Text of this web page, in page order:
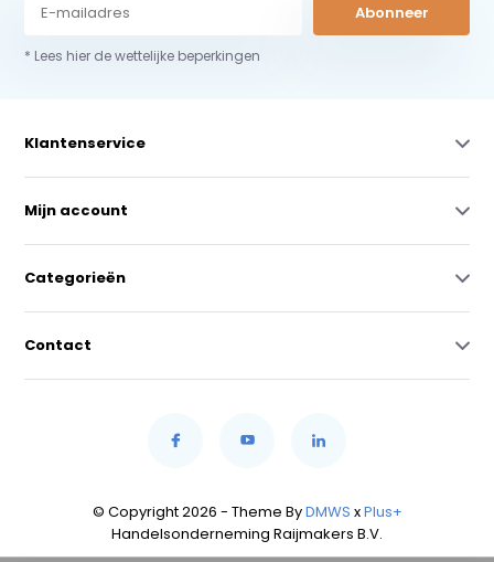
Abonneer
* Lees hier de wettelijke beperkingen
Klantenservice
Mijn account
Categorieën
Contact
© Copyright 2026 - Theme ByDMWS xPlus+
Handelsonderneming Raijmakers B.V.